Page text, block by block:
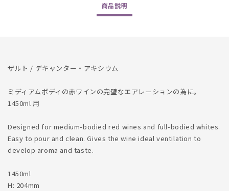
商品説明
ザルト / デキャンター・アキシウム
ミディアムボディの赤ワインの完璧なエアレーションの為に。
1450ml 用
Designed for medium-bodied red wines and full-bodied whites.
Easy to pour and clean. Gives the wine ideal ventilation to
develop aroma and taste.
1450ml
H: 204mm